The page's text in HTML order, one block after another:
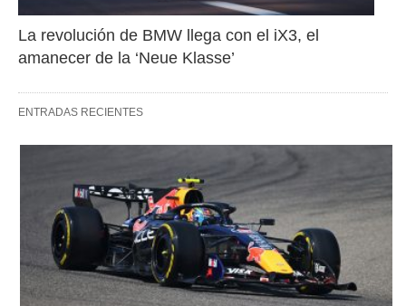
La revolución de BMW llega con el iX3, el
amanecer de la ‘Neue Klasse’
ENTRADAS RECIENTES